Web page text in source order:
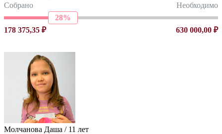
Собрано
Необходимо
28%
178 375,35 ₽
630 000,00 ₽
Молчанова Даша / 11 лет